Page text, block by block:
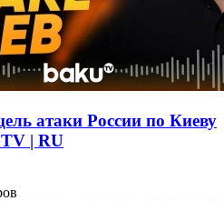
атаки России по Киеву
| RU